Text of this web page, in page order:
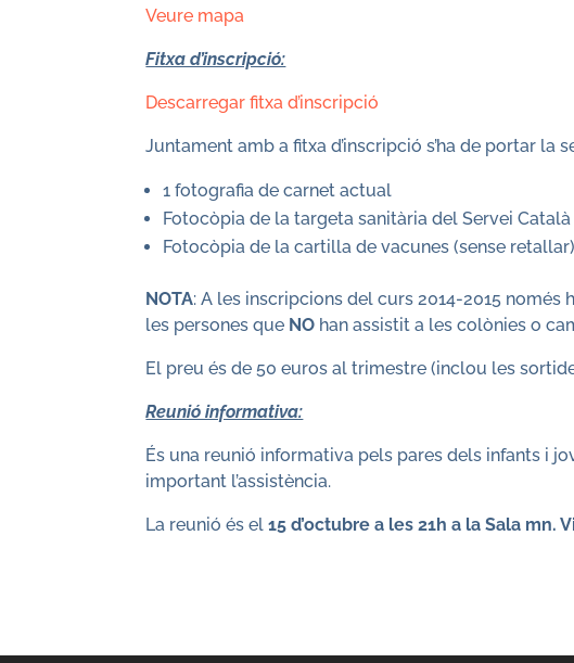
Veure mapa
Fitxa d’inscripció:
Descarregar fitxa d’inscripció
Juntament amb a fitxa d’inscripció s’ha de portar la
1 fotografia de carnet actual
Fotocòpia de la targeta sanitària del Servei
Fotocòpia de la cartilla de vacunes (sense
NOTA: A les inscripcions del curs 2014-2015
les persones que NO han assistit a les colònies o
El preu és de 50 euros al trimestre (inclou les
Reunió informativa:
És una reunió informativa pels pares dels infants i
important l’assistència.
La reunió és el15 d’octubre a les 21h a la Sala mn.